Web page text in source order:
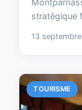
stratégique
13
TOURISME